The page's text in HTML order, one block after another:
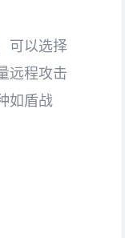
可以选择
远程攻击
如盾战